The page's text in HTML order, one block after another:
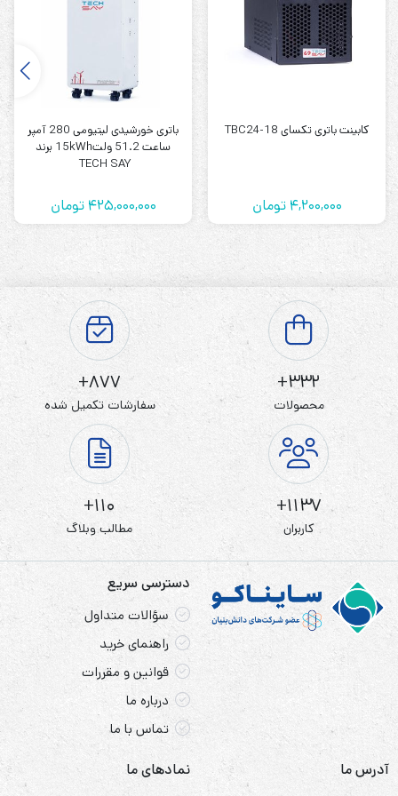
یو پی اس ها دارای ضریب توان ورودی و خروجی بالا، خروجی
3000XT بهترین گزینه برای کامپیوترها، تجهیزات مخابراتی و
سایر دستگاه های حساس است.
کاربرد یو پی اس تک سای مدل TechSay SDN
3000XT
مرکز داده اینترنت، شبکه، سرورها و ایستگاه های کاری، سیستم
کنترل، سیستم ارتباطی، ادارات، کامپیوترها و …
ویژگی‌های یو پی اس تک سای مدل TechSay SDN
3000XT
رنج گسترده ولتاژ ورودی با ضریب توان بیشتر از 97%
ضریب توان خروجی 0.9 و قابلیت اضافه بار بیشتر
محافظت کامل در مقابل اضافه ولتاژ
نمایشگر LED/LCD ، مانیتورینگ همه وضعیت های کاری
تنظیم خودکار سرعت فن
خروجی موج سینوسی کامل قابل اعتماد و با ثبات
مشخصات یو پی اس سری SDN 3000
خصوصیات کلیدی:
دارای دامنه ­ی پذیرش وسیع ولتاژ و فرکانس ورودی، با
ضریب توان ورودی بزرگتر از ۰٫۹
خروجی تک فاز با ضریب توان خروجی ۰٫۹ و قابلیت
کابینت باتری تکسای TBC24-18
4,200,000 تومان
باتری خورشیدی لیتیومی 280 آمپر
ساعت 51.2 ولت15kWh برند
TECH SAY
425,000,000 تومان
332+
محصولات
877+
سفارشات تکمیل شده
1137+
کاربران
110+
مطالب وبلاگ
دسترسی سریع
سؤالات متداول
راهنمای خرید
قوانین و مقررات
درباره ما
تماس با ما
آدرس ما نمادهای ما